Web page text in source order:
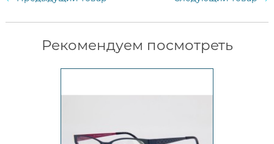
Рекомендуем посмотреть